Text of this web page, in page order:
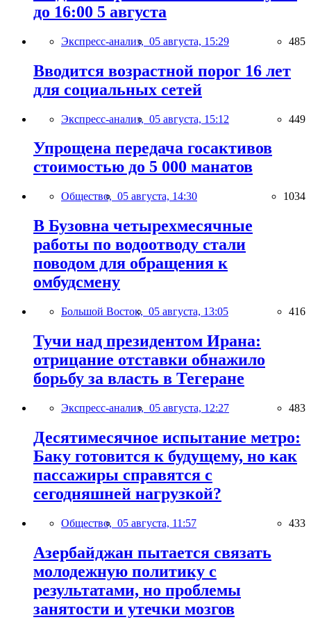
до 16:00 5 августа
Экспресс-анализ, 05 августа, 15:29 485
Вводится возрастной порог 16 лет
для социальных сетей
Экспресс-анализ, 05 августа, 15:12 449
Упрощена передача госактивов
стоимостью до 5 000 манатов
Общество, 05 августа, 14:30 1034
В Бузовна четырехмесячные
работы по водоотводу стали
поводом для обращения к
омбудсмену
Большой Восток, 05 августа, 13:05 416
Тучи над президентом Ирана:
отрицание отставки обнажило
борьбу за власть в Тегеране
Экспресс-анализ, 05 августа, 12:27 483
Десятимесячное испытание метро:
Баку готовится к будущему, но как
пассажиры справятся с
сегодняшней нагрузкой?
Общество, 05 августа, 11:57 433
Азербайджан пытается связать
молодежную политику с
результатами, но проблемы
занятости и утечки мозгов